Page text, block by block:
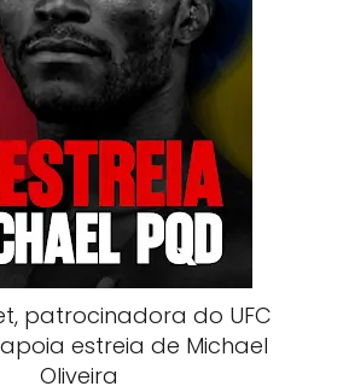
patrocinadora do UFC
estreia de Michael
Oliveira